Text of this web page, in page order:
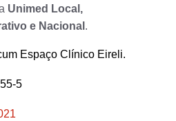
Unimed Local,
e Nacional .
Espaço Clínico Eireli.
5